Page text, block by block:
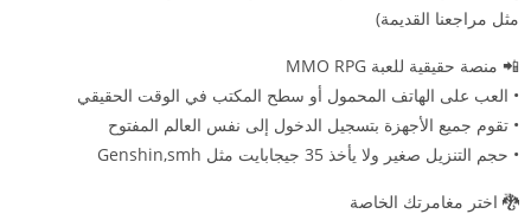
مثل مراجعنا القديمة)
📲 منصة حقيقية للعبة MMO RPG
• العب على الهاتف المحمول أو سطح المكتب في الوقت الحقيقي
• تقوم جميع الأجهزة بتسجيل الدخول إلى نفس العالم المفتوح
• حجم التنزيل صغير ولا يأخذ 35 جيجابايت مثل Genshin,smh
🐉 اختر مغامرتك الخاصة